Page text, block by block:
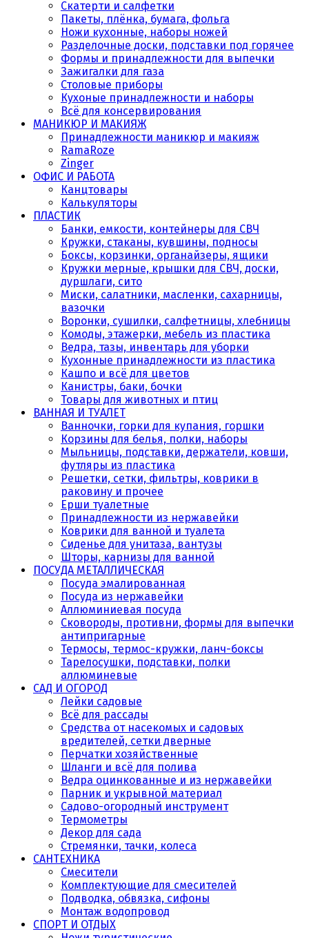
Скатерти и салфетки
Пакеты, плёнка, бумага, фольга
Ножи кухонные, наборы ножей
Разделочные доски, подставки под горячее
Формы и принадлежности для выпечки
Зажигалки для газа
Столовые приборы
Кухоные принадлежности и наборы
Всё для консервирования
МАНИКЮР И МАКИЯЖ
Принадлежности маникюр и макияж
RamaRoze
Zinger
ОФИС И РАБОТА
Канцтовары
Калькуляторы
ПЛАСТИК
Банки, емкости, контейнеры для СВЧ
Кружки, стаканы, кувшины, подносы
Боксы, корзинки, органайзеры, ящики
Кружки мерные, крышки для СВЧ, доски,
дуршлаги, сито
Миски, салатники, масленки, сахарницы,
вазочки
Воронки, сушилки, салфетницы, хлебницы
Комоды, этажерки, мебель из пластика
Ведра, тазы, инвентарь для уборки
Кухонные принадлежности из пластика
Кашпо и всё для цветов
Канистры, баки, бочки
Товары для животных и птиц
ВАННАЯ И ТУАЛЕТ
Ванночки, горки для купания, горшки
Корзины для белья, полки, наборы
Мыльницы, подставки, держатели, ковши,
футляры из пластика
Решетки, сетки, фильтры, коврики в
раковину и прочее
Ерши туалетные
Принадлежности из нержавейки
Коврики для ванной и туалета
Сиденье для унитаза, вантузы
Шторы, карнизы для ванной
ПОСУДА МЕТАЛЛИЧЕСКАЯ
Посуда эмалированная
Посуда из нержавейки
Аллюминиевая посуда
Сковороды, противни, формы для выпечки
антипригарные
Термосы, термос-кружки, ланч-боксы
Тарелосушки, подставки, полки
аллюминевые
САД И ОГОРОД
Лейки садовые
Всё для рассады
Средства от насекомых и садовых
вредителей, сетки дверные
Перчатки хозяйственные
Шланги и всё для полива
Ведра оцинкованные и из нержавейки
Парник и укрывной материал
Садово-огородный инструмент
Термометры
Декор для сада
Стремянки, тачки, колеса
САНТЕХНИКА
Смесители
Комплектующие для смесителей
Подводка, обвязка, сифоны
Монтаж водопровод
СПОРТ И ОТДЫХ